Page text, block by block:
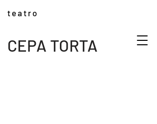
CEPA TORTA
t e a t r o